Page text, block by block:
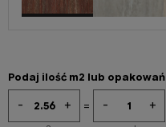
Podaj ilość m2 lub opakowań
+
- = +
-